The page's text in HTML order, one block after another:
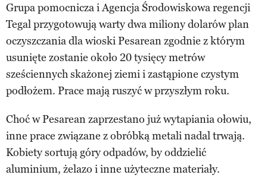
Grupa pomocnicza i Agencja Środowiskowa regencji
Tegal przygotowują warty dwa miliony dolarów plan
oczyszczania dla wioski Pesarean zgodnie z którym
usunięte zostanie około 20 tysięcy metrów
sześciennych skażonej ziemi i zastąpione czystym
podłożem. Prace mają ruszyć w przyszłym roku.
Choć w Pesarean zaprzestano już wytapiania ołowiu,
inne prace związane z obróbką metali nadal trwają.
Kobiety sortują góry odpadów, by oddzielić
aluminium, żelazo i inne użyteczne materiały.